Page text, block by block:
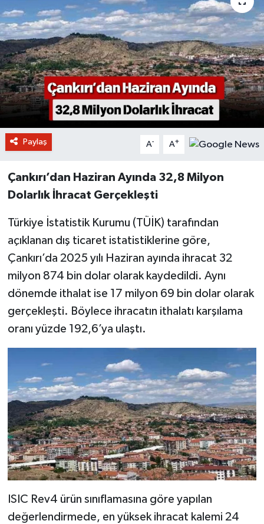
Paylaş A- A+
Çankırı’dan Haziran Ayında 32,8 Milyon
Dolarlık İhracat Gerçekleşti
Türkiye İstatistik Kurumu (TÜİK) tarafından
açıklanan dış ticaret istatistiklerine göre,
Çankırı’da 2025 yılı Haziran ayında ihracat 32
milyon 874 bin dolar olarak kaydedildi. Aynı
dönemde ithalat ise 17 milyon 69 bin dolar olarak
gerçekleşti. Böylece ihracatın ithalatı karşılama
oranı yüzde 192,6’ya ulaştı.
ISIC Rev4 ürün sınıflamasına göre yapılan
değerlendirmede, en yüksek ihracat kalemi 24